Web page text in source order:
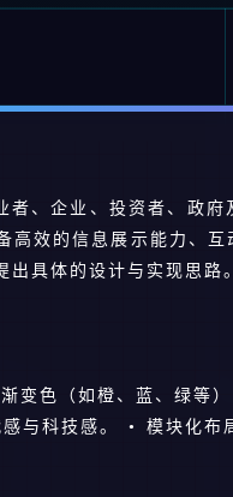
、企业、投资者、政府
效的信息展示能力、
具体的设计与实现思路。
变色（如橙、蓝、绿等
与科技感。 • 模块化布